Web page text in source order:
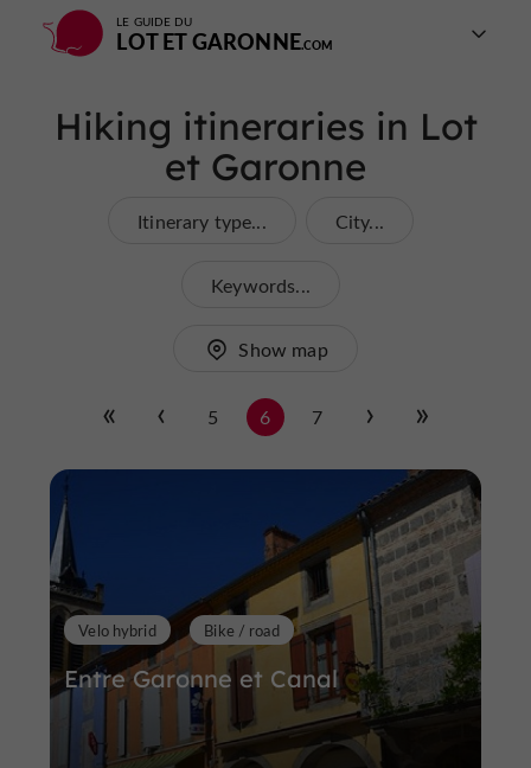
LE GUIDE DU
LOT ET GARONNE
Hiking itineraries in Lot
et Garonne
Itinerary type... City...
Keywords...
Show map
5 6 7
Entre Garonne et Canal
Velo hybrid Bike / road